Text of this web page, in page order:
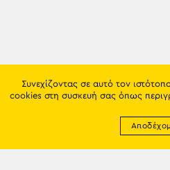
Συνεχίζοντας σε αυτό τον
cookies στη συσκευή σας όπως